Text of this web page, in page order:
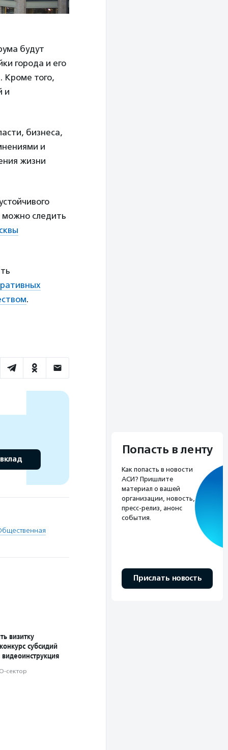
будут
города и его
Кроме того,
и
бизнеса,
и
жизни
следить
.
визитку
субсидий
сектор
Попасть в ленту
Как попасть в новости
АСИ? Пришлите
материал о вашей
организации, новость,
пресс-релиз, анонс
события.
Прислать новость